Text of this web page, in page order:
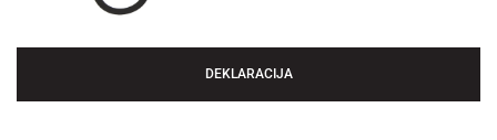
DEKLARACIJA